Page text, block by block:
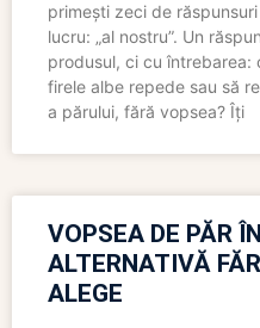
primești zeci de
lucru: „al nostru”. Un
produsul, ci cu
firele albe repede sau să
a părului, fără vopsea? Îți
VOPSEA DE PĂR
ALTERNATIVĂ
ALEGE